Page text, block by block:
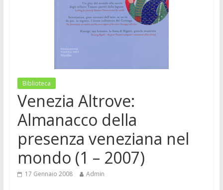
Biblioteca
Venezia Altrove:
Almanacco della
presenza veneziana nel
mondo (1 – 2007)
17 Gennaio 2008 Admin